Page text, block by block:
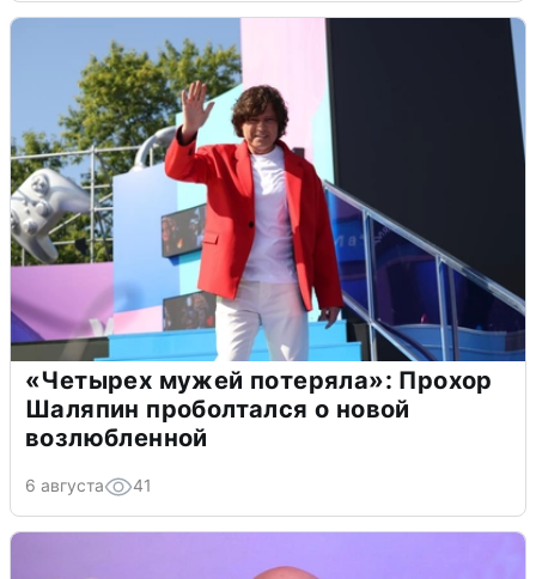
«Четырех мужей потеряла»: Прохор
Шаляпин проболтался о новой
возлюбленной
6 августа 41